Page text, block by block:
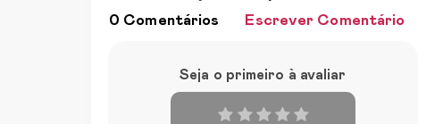
0 Comentários Escrever Comentário
Seja o primeiro à avaliar